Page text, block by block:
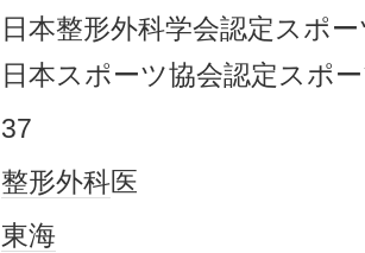
日本整形外科学会認定スポ
日本スポーツ協会認定スポ
37
整形外科医
東海